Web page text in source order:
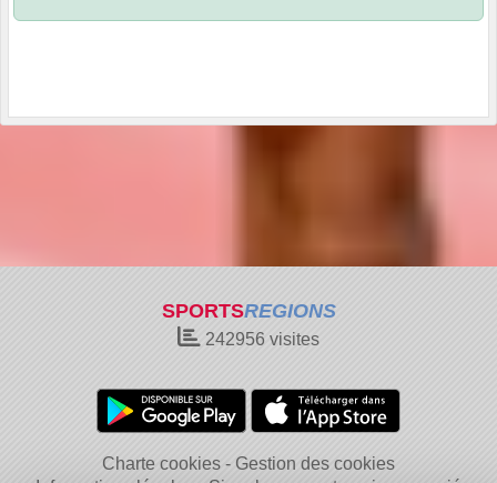
SPORTSREGIONS
242956 visites
Charte cookies
Gestion des cookies